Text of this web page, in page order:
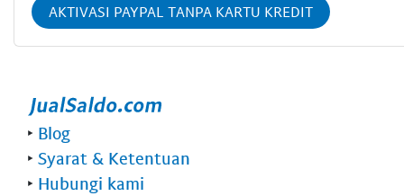
AKTIVASI PAYPAL TANPA KARTU KREDIT
‣ Blog
‣ Syarat & Ketentuan
‣ Hubungi kami